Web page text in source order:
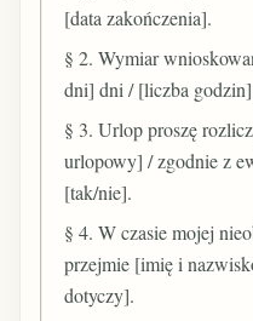
[data zakończenia].
§ 2. Wymiar
dni] dni / [liczba
§ 3. Urlop proszę
urlopowy] / zgodnie z
[tak/nie].
§ 4. W czasie mojej
przejmie [imię i
dotyczy].